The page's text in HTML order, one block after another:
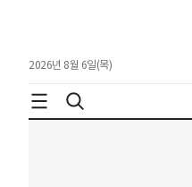
2026년 8월 6일(목)